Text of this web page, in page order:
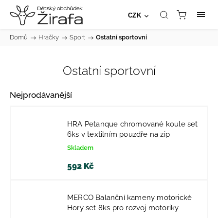
CZK
Domů / Hračky / Sport / Ostatní sportovní
Ostatní sportovní
Nejprodávanější
HRA Petanque chromované koule set
6ks v textilním pouzdře na zip
Skladem
592 Kč
MERCO Balanční kameny motorické
Hory set 8ks pro rozvoj motoriky